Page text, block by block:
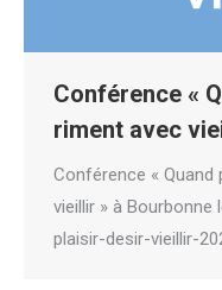
Conférence «
riment avec
Conférence « Quand
vieillir » à Bourbonne
plaisir-desir-vieillir-